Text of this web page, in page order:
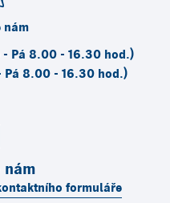
nám
Pá 8.00 - 16.30 hod.)
Pá 8.00 - 16.30 hod.)
nám
formuláře